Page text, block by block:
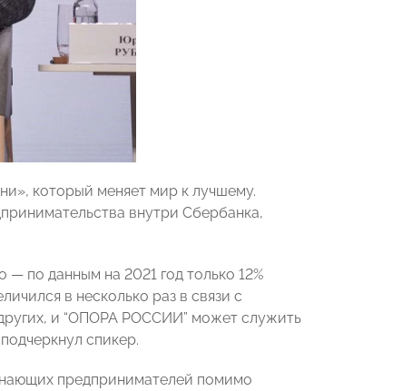
который меняет мир к лучшему.
внутри Сбербанка,
по данным на 2021 год только 12%
в несколько раз в связи с
и “ОПОРА РОССИИ” может служить
спикер.
предпринимателей помимо